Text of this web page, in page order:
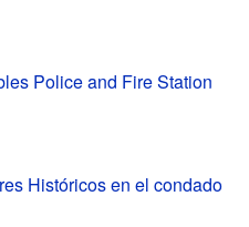
Police and Fire Station
Históricos en el condado